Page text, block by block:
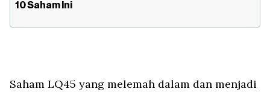
10 Saham Ini
Saham LQ45 yang melemah dalam dan menjadi